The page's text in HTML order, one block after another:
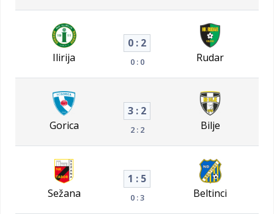
Ilirija
0 : 2
0 : 0 Rudar
Gorica
3 : 2
2 : 2 Bilje
Sežana
1 : 5
0 : 3 Beltinci